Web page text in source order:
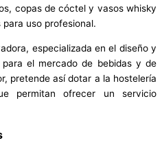
copas de cóctel y vasos whisky
uso profesional.
especializada en el diseño y
el mercado de bebidas y de
pretende así dotar a la hostelería
permitan ofrecer un servicio